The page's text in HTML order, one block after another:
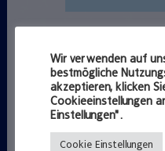
Von den
öffnen können.
Wir verwenden auf
bestmögliche
akzeptieren, klicken
Cookieeinstellungen
Einstellungen".
Cookie Einstellungen